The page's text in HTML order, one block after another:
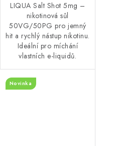
LIQUA Salt Shot 5mg –
nikotinová sůl
50VG/50PG pro jemný
hit a rychlý nástup nikotinu.
Ideální pro míchání
vlastních e-liquidů.
Novinka